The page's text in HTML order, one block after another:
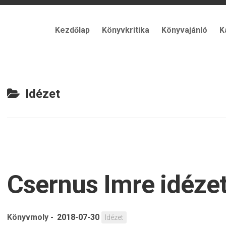
Kezdőlap Könyvkritika Könyvajánló
Idézet
Csernus Imre
Könyvmoly - 2018-07-30 Idézet